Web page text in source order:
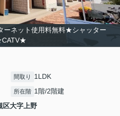
ーネット使用料無料★シャッター
間取り 1LDK
所在階 1階/2階建
区大字上野